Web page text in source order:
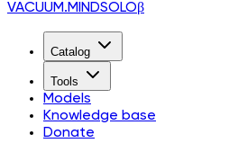
VACUUM.MINDSOLOβ
Catalog
Tools
Models
Knowledge base
Donate